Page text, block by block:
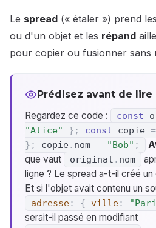
Le spread (« étaler ») prend
ou d'un objet et les répand
pour copier ou fusionner sans
Prédisez avant de lire
Regardez ce code :
const
"Alice"
} ; const copie =
} ; copie. nom = "Bob" ;
que vaut
original . nom
ligne ? Le spread a-t-il créé un
Et si l'objet avait contenu un
adresse: { ville:
serait-il passé en modifiant